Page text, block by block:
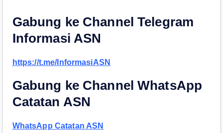
Gabung ke Channel Telegram
Informasi ASN
https://t.me/InformasiASN
Gabung ke Channel WhatsApp
Catatan ASN
WhatsApp Catatan ASN